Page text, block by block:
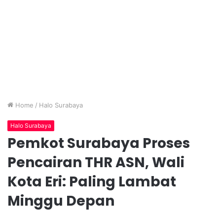
Home / Halo Surabaya
Halo Surabaya
Pemkot Surabaya Proses
Pencairan THR ASN, Wali
Kota Eri: Paling Lambat
Minggu Depan